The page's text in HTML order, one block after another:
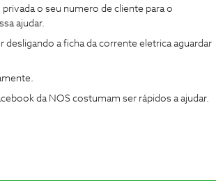
o seu numero de cliente para o
ajudar.
a ficha da corrente eletrica aguardar
da NOS costumam ser rápidos a ajudar.